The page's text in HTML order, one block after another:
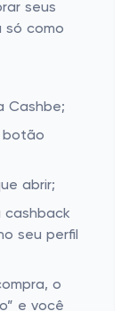
seus
só como
Cashbe;
botão
abrir;
cashback
seu perfil
o
e você